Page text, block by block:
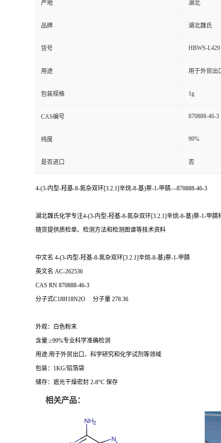
产地 湖北
品牌 湖北魏氏
货号 HBWS-L429
用途 用于外贸出
包装规格 1g
CAS编号 870888-46-3
纯度 99%
是否进口 否
4-(3-内型-羟基-8-氮杂双环[3.2.1]辛烷-8-基)萘-1-甲腈—870888-46-3
湖北魏氏化学专注4-(3-内型-羟基-8-氮杂双环[3.2.1]辛烷-8-基)萘-1-甲腈
随货提供质检单、检测方法和检测图谱等技术资料
中文名 4-(3-内型-羟基-8-氮杂双环[3.2.1]辛烷-8-基)萘-1-甲腈
英文名 AC-262536
CAS RN 870888-46-3
分子式C18H18N2O 分子量 278.36
外观：白色粉末
含量:≥99%专业科学准确检测
用途:用于外贸出口、科学研究和化学试剂等领域
包装：1KG/铝箔袋
储存：遮光干燥密封 2-8°C 保存
相关产品：